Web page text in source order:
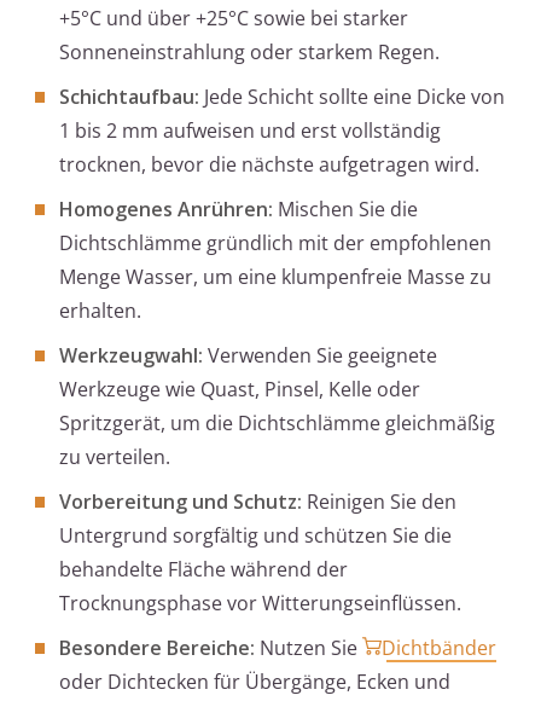
+5°C und über +25°C sowie bei starker
Sonneneinstrahlung oder starkem Regen.
Schichtaufbau: Jede Schicht sollte eine Dicke von
1 bis 2 mm aufweisen und erst vollständig
trocknen, bevor die nächste aufgetragen wird.
Homogenes Anrühren: Mischen Sie die
Dichtschlämme gründlich mit der empfohlenen
Menge Wasser, um eine klumpenfreie Masse zu
erhalten.
Werkzeugwahl: Verwenden Sie geeignete
Werkzeuge wie Quast, Pinsel, Kelle oder
Spritzgerät, um die Dichtschlämme gleichmäßig
zu verteilen.
Vorbereitung und Schutz: Reinigen Sie den
Untergrund sorgfältig und schützen Sie die
behandelte Fläche während der
Trocknungsphase vor Witterungseinflüssen.
Besondere Bereiche: Nutzen Sie
Dichtbänder
oder Dichtecken für Übergänge, Ecken und